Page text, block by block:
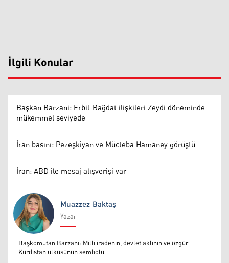
İlgili Konular
Başkan Barzani: Erbil-Bağdat ilişkileri Zeydi döneminde
mükemmel seviyede
İran basını: Pezeşkiyan ve Mücteba Hamaney görüştü
İran: ABD ile mesaj alışverişi var
Muazzez Baktaş
Muazzez Baktaş
Yazar
Başkomutan Barzani: Milli iradenin, devlet aklının ve özgür
Kürdistan ülküsünün sembolü